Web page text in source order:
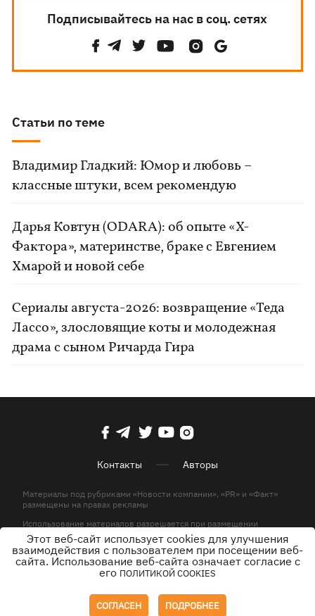
Подписывайтесь на нас в соц. сетях
Статьи по теме
Владимир Гладкий: Юмор и любовь –
классные штуки, всем рекомендую
Дарья Ковтун (ODARA): об опыте «Х-
Фактора», материнстве, браке с Евгением
Хмарой и новой себе
Сериалы августа-2026: возвращение «Теда
Лассо», злословящие коты и молодежная
драма с сыном Ричарда Гира
Контакты Авторы
Материалы под рубриками «Новости компании», «PR» и «Факт»
размещены на правах рекламы
Использование материалов разрешается при размещении
активной гиперссылки на KP.UA в первом абзаце.
© ООО «ЮЛАВ МЕДИА»,2026. Все права защищены.
Этот веб-сайт использует cookies для улучшения
взаимодействия с пользователем при посещении веб-
сайта. Использование веб-сайта означает согласие с
его ПОЛИТИКОЙ COOKIES
СОГЛАСЕН ПОДРОБНЕЕ